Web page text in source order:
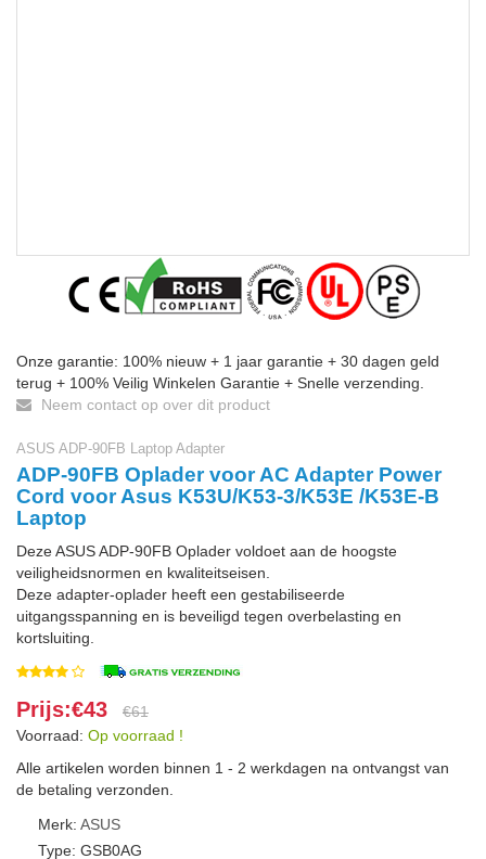
Onze garantie: 100% nieuw + 1 jaar garantie + 30 dagen geld
terug + 100% Veilig Winkelen Garantie + Snelle verzending.
Neem contact op over dit product
ASUS ADP-90FB Laptop Adapter
ADP-90FB Oplader voor AC Adapter Power
Cord voor Asus K53U/K53-3/K53E /K53E-B
Laptop
Deze ASUS ADP-90FB Oplader voldoet aan de hoogste
veiligheidsnormen en kwaliteitseisen.
Deze adapter-oplader heeft een gestabiliseerde
uitgangsspanning en is beveiligd tegen overbelasting en
kortsluiting.
Prijs:€43
€61
Voorraad: Op voorraad !
Alle artikelen worden binnen 1 - 2 werkdagen na ontvangst van
de betaling verzonden.
Merk: ASUS
Type: GSB0AG